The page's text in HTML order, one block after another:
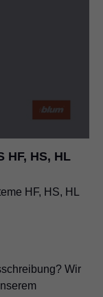
HF, HS, HL
HF, HS, HL
Wir